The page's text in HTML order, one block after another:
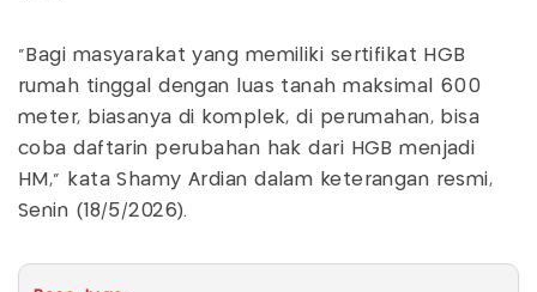
"Bagi masyarakat yang memiliki sertifikat HGB
rumah tinggal dengan luas tanah maksimal 600
meter, biasanya di komplek, di perumahan, bisa
coba daftarin perubahan hak dari HGB menjadi
HM," kata Shamy Ardian dalam keterangan resmi,
Senin (18/5/2026).